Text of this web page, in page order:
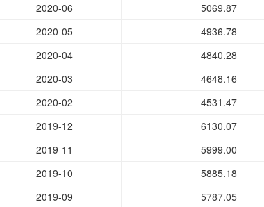
2020-06
5069.87
2020-05
4936.78
2020-04
4840.28
2020-03
4648.16
2020-02
4531.47
2019-12
6130.07
2019-11
5999.00
2019-10
5885.18
2019-09
5787.05